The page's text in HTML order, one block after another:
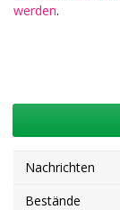
werden.
Nachrichten
Bestände